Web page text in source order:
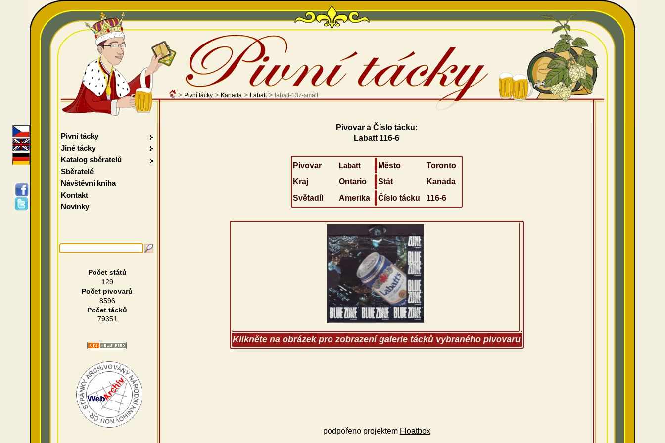
> Pivní tácky> Kanada> Labatt> labatt-137-small
Pivovar a Číslo tácku:
Labatt 116-6
Pivovar Labatt Město
Toronto
Kraj
Ontario Stát
Kanada
Světadíl
Amerika Číslo tácku 116-6
Klikněte na obrázek pro zobrazení galerie tácků vybraného pivovaru
podpořeno projektem Floatbox
Pivní tácky
Jiné tácky
Katalog sběratelů
Sběratelé
Návštěvní kniha
Kontakt
Novinky
Počet států
129
Počet pivovarů
8596
Počet tácků
79351